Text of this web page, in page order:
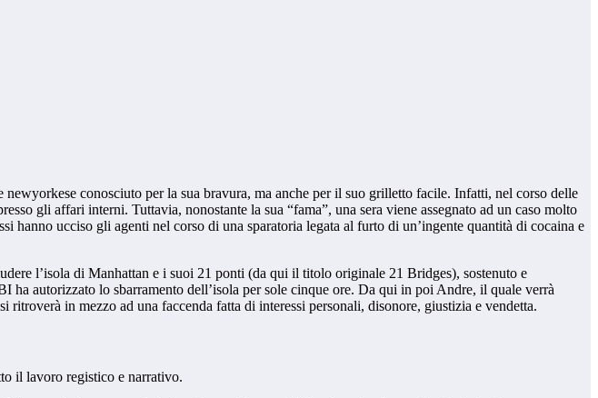
conosciuto per la sua bravura, ma anche per il suo grilletto facile. Infatti, nel corso delle
gli affari interni. Tuttavia, nonostante la sua “fama”, una sera viene assegnato ad un caso molto
hanno ucciso gli agenti nel corso di una sparatoria legata al furto di un’ingente quantità di cocaina e
l’isola di Manhattan e i suoi 21 ponti (da qui il titolo originale 21 Bridges), sostenuto e
ha autorizzato lo sbarramento dell’isola per sole cinque ore. Da qui in poi Andre, il quale verrà
ritroverà in mezzo ad una faccenda fatta di interessi personali, disonore, giustizia e vendetta.
il lavoro registico e narrativo.